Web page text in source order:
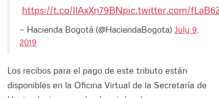
https://t.co/llAxXn79BNpic.twitter.com/
— Hacienda Bogotá (@HaciendaBogota) July 9,
2019
Los recibos para el pago de este tributo están
disponibles en la Oficina Virtual de la Secretaría de